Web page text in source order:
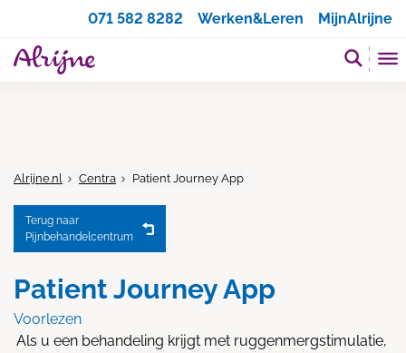
071 582 8282
Werken&Leren MijnAlrijne
Alrijne.nl Centra Patient Journey App
Terug naar
Pijnbehandelcentrum
Patient Journey App
Voorlezen
Als u een behandeling krijgt met ruggenmergstimulatie,